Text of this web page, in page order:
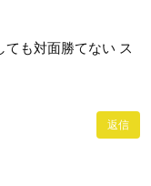
ても対面勝てない ス
返信